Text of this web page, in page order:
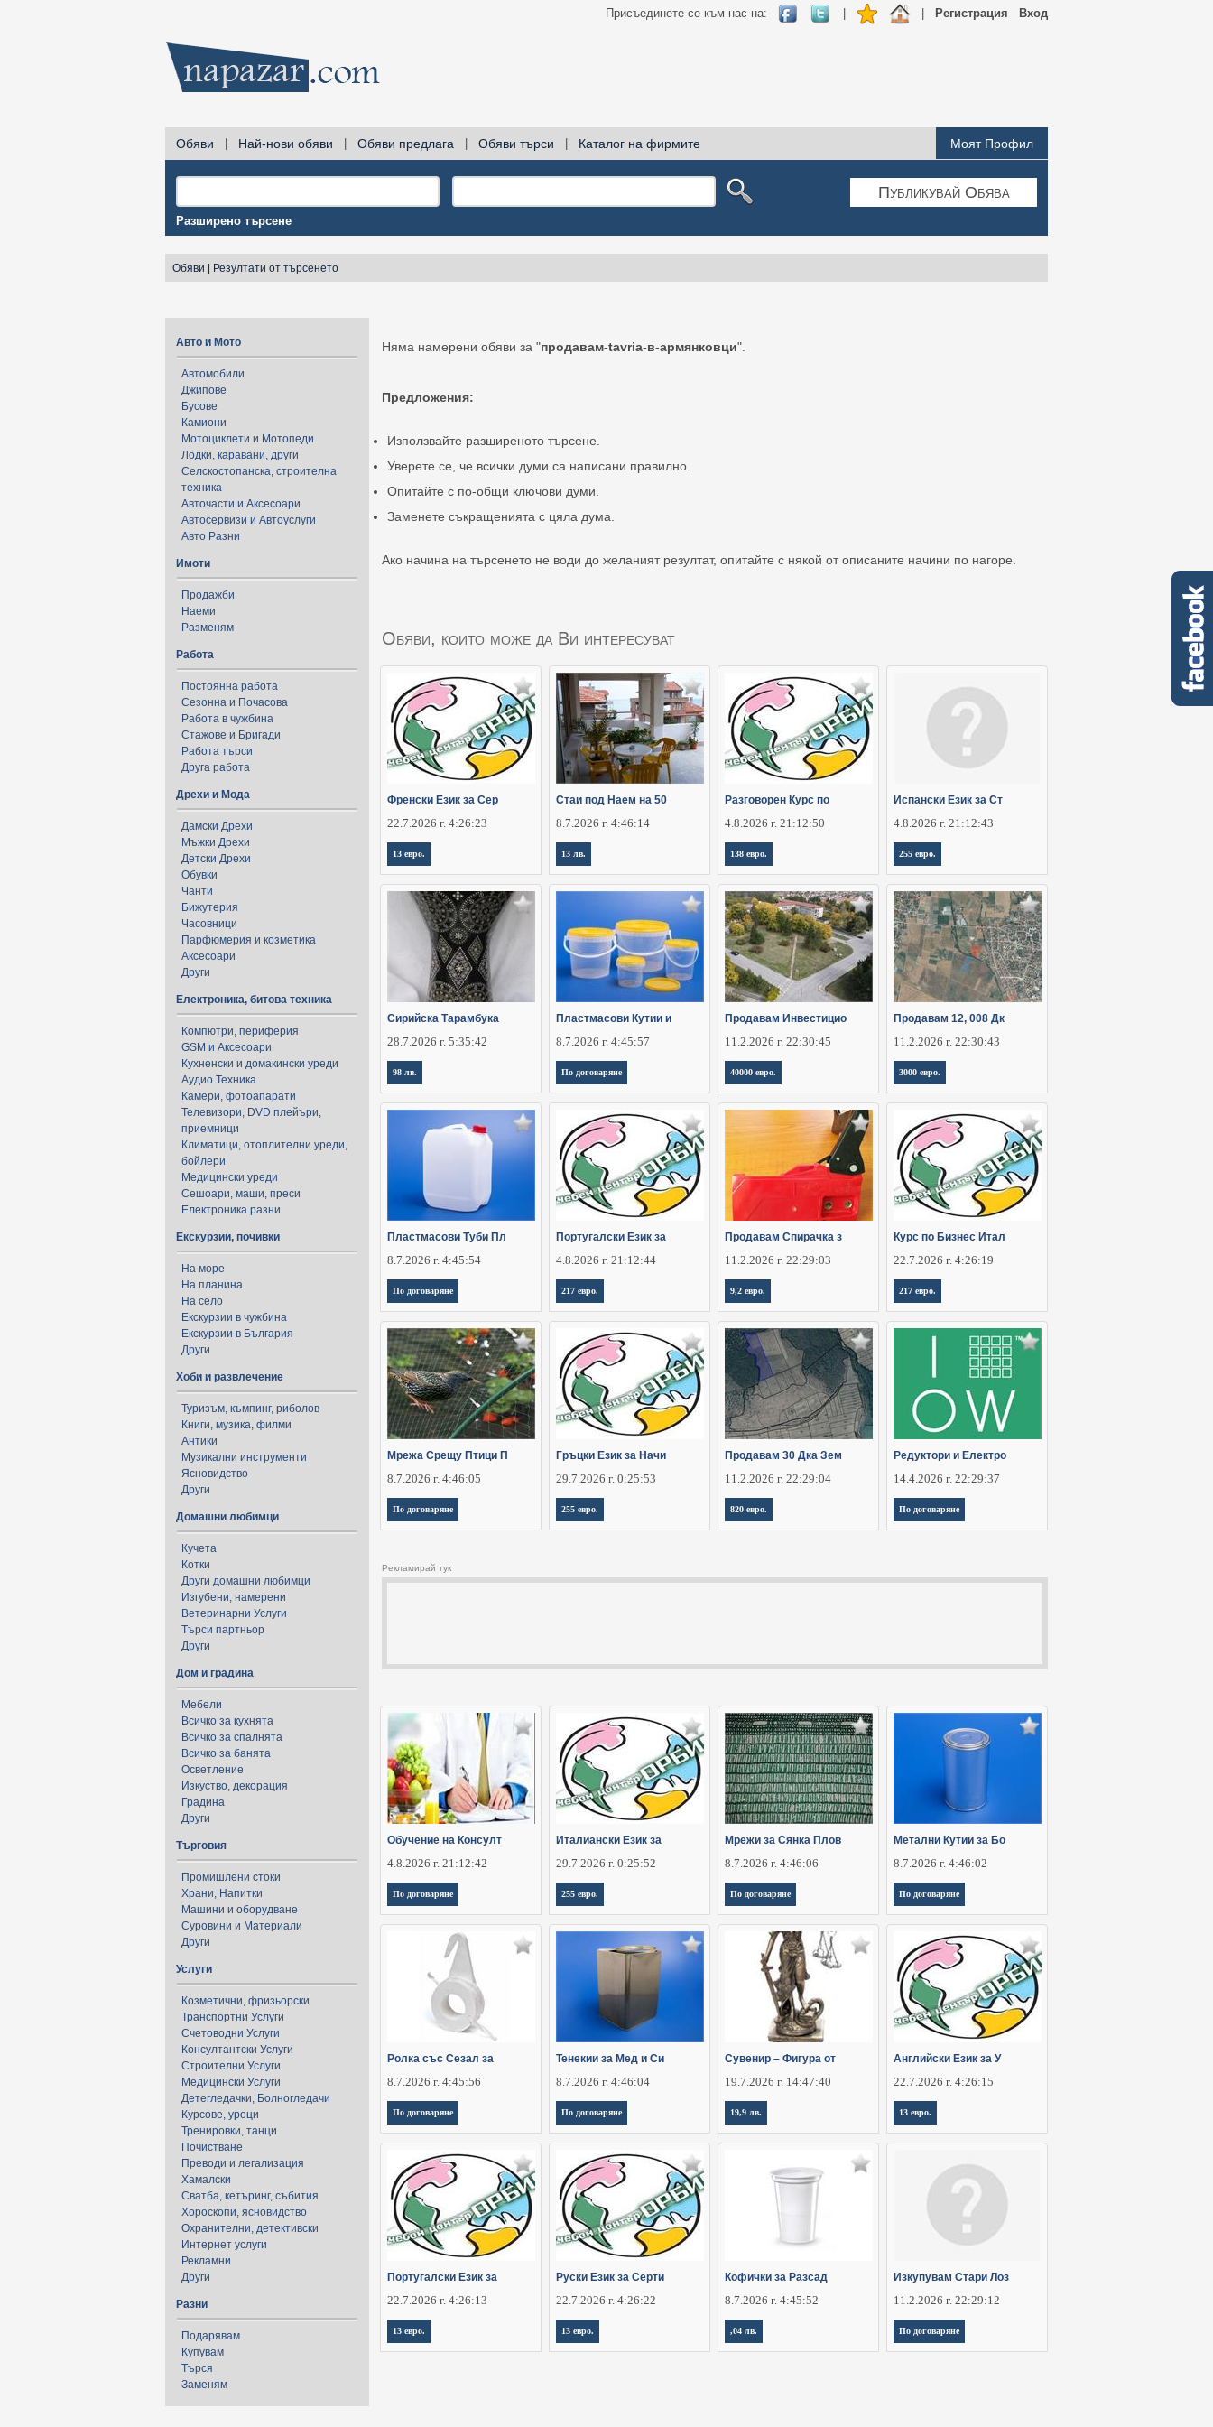
Вход
Регистрация
Присъединете се към нас на:
Обяви Най-нови обяви Обяви предлага Обяви търси Каталог на фирмите Моят Профил
Публикувай Обява
Разширено търсене
Обяви Резултати от търсенето
Авто и Мото
Автомобили
Джипове
Бусове
Камиони
Мотоциклети и Мотопеди
Лодки, каравани, други
Селскостопанска, строителна
техника
Авточасти и Аксесоари
Автосервизи и Автоуслуги
Авто Разни
Имоти
Продажби
Наеми
Разменям
Работа
Постоянна работа
Сезонна и Почасова
Работа в чужбина
Стажове и Бригади
Работа търси
Друга работа
Дрехи и Мода
Дамски Дрехи
Мъжки Дрехи
Детски Дрехи
Обувки
Чанти
Бижутерия
Часовници
Парфюмерия и козметика
Аксесоари
Други
Електроника, битова техника
Компютри, периферия
GSM и Аксесоари
Кухненски и домакински уреди
Аудио Техника
Камери, фотоапарати
Телевизори, DVD плейъри,
приемници
Климатици, отоплителни уреди,
бойлери
Медицински уреди
Сешоари, маши, преси
Електроника разни
Екскурзии, почивки
На море
На планина
На село
Екскурзии в чужбина
Екскурзии в България
Други
Хоби и развлечение
Туризъм, къмпинг, риболов
Книги, музика, филми
Антики
Музикални инструменти
Ясновидство
Други
Домашни любимци
Кучета
Котки
Други домашни любимци
Изгубени, намерени
Ветеринарни Услуги
Търси партньор
Други
Дом и градина
Мебели
Всичко за кухнята
Всичко за спалнята
Всичко за банята
Осветление
Изкуство, декорация
Градина
Други
Търговия
Промишлени стоки
Храни, Напитки
Машини и оборудване
Суровини и Материали
Други
Услуги
Козметични, фризьорски
Транспортни Услуги
Счетоводни Услуги
Консултантски Услуги
Строителни Услуги
Медицински Услуги
Детегледачки, Болногледачи
Курсове, уроци
Тренировки, танци
Почистване
Преводи и легализация
Хамалски
Сватба, кетъринг, събития
Хороскопи, ясновидство
Охранителни, детективски
Интернет услуги
Рекламни
Други
Разни
Подарявам
Купувам
Търся
Заменям
Няма намерени обяви за "продавам-tavria-в-армянковци".
Предложения:
Използвайте разширеното търсене.
Уверете се, че всички думи са написани правилно.
Опитайте с по-общи ключови думи.
Заменете съкращенията с цяла дума.
Ако начина на търсенето не води до желаният резултат, опитайте с някой от описаните начини по нагоре.
Обяви, които може да Ви интересуват
Френски Език за Сер
22.7.2026 г. 4:26:23
13 евро.
Стаи под Наем на 50
8.7.2026 г. 4:46:14
13 лв.
Разговорен Курс по
4.8.2026 г. 21:12:50
138 евро.
Испански Език за Ст
4.8.2026 г. 21:12:43
255 евро.
Сирийска Тарамбука
28.7.2026 г. 5:35:42
98 лв.
Пластмасови Кутии и
8.7.2026 г. 4:45:57
По договаряне
Продавам Инвестицио
11.2.2026 г. 22:30:45
40000 евро.
Продавам 12, 008 Дк
11.2.2026 г. 22:30:43
3000 евро.
Пластмасови Туби Пл
8.7.2026 г. 4:45:54
По договаряне
Португалски Език за
4.8.2026 г. 21:12:44
217 евро.
Продавам Спирачка з
11.2.2026 г. 22:29:03
9,2 евро.
Курс по Бизнес Итал
22.7.2026 г. 4:26:19
217 евро.
Мрежа Срещу Птици П
8.7.2026 г. 4:46:05
По договаряне
Гръцки Език за Начи
29.7.2026 г. 0:25:53
255 евро.
Продавам 30 Дка Зем
11.2.2026 г. 22:29:04
820 евро.
Редуктори и Електро
14.4.2026 г. 22:29:37
По договаряне
Рекламирай тук
Обучение на Консулт
4.8.2026 г. 21:12:42
По договаряне
Италиански Език за
29.7.2026 г. 0:25:52
255 евро.
Мрежи за Сянка Плов
8.7.2026 г. 4:46:06
По договаряне
Метални Кутии за Бо
8.7.2026 г. 4:46:02
По договаряне
Ролка със Сезал за
8.7.2026 г. 4:45:56
По договаряне
Тенекии за Мед и Си
8.7.2026 г. 4:46:04
По договаряне
Сувенир – Фигура от
19.7.2026 г. 14:47:40
19,9 лв.
Английски Език за У
22.7.2026 г. 4:26:15
13 евро.
Португалски Език за
22.7.2026 г. 4:26:13
13 евро.
Руски Език за Серти
22.7.2026 г. 4:26:22
13 евро.
Кофички за Разсад
8.7.2026 г. 4:45:52
,04 лв.
Изкупувам Стари Лоз
11.2.2026 г. 22:29:12
По договаряне